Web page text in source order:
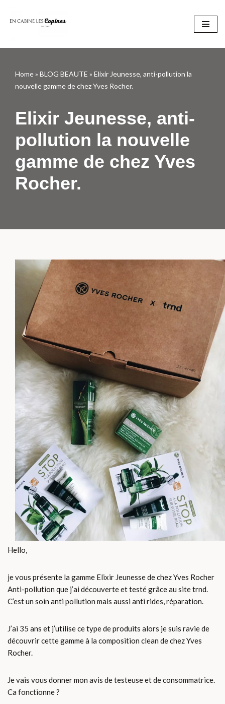
Home» BLOG BEAUTE » Elixir Jeunesse, anti-pollution la
nouvelle gamme de chez Yves Rocher.
Elixir Jeunesse, anti-
pollution la nouvelle
gamme de chez Yves
Rocher.
Hello,
je vous présente la gamme Elixir Jeunesse de chez Yves Rocher
Anti-pollution que j’ai découverte et testé grâce au site trnd.
C’est un soin anti pollution mais aussi anti rides, réparation.
J’ai 35 ans et j’utilise ce type de produits alors je suis ravie de
découvrir cette gamme à la composition clean de chez Yves
Rocher.
Je vais vous donner mon avis de testeuse et de consommatrice.
Ca fonctionne ?